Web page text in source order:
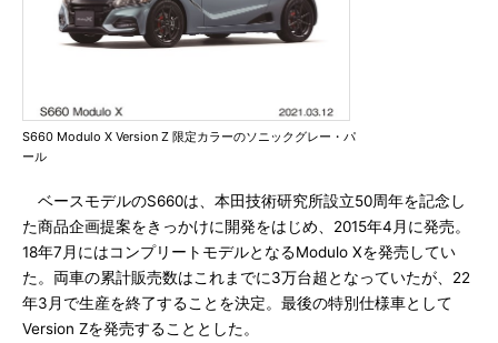
S660 Modulo X Version Z 限定カラーのソニックグレー・パ
ール
ベースモデルのS660は、本田技術研究所設立50周年を記念し
た商品企画提案をきっかけに開発をはじめ、2015年4月に発売。
18年7月にはコンプリートモデルとなるModulo Xを発売してい
た。両車の累計販売数はこれまでに3万台超となっていたが、22
年3月で生産を終了することを決定。最後の特別仕様車として
Version Zを発売することとした。